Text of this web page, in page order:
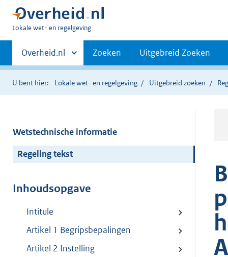
U
hier:
Lokale wet- en regelgeving
Primaire
navigatie
Andere
sites
binnen
Overheid.nl Zoeken Uitgebreid Zoeken
U bent hier: Lokale wet- en regelgeving Uitgebreid zoeken
Wetstechnische informatie
Regeling tekst
Inhoudsopgave
Intitule
Artikel 1 Begripsbepalingen
Artikel 2 Instelling